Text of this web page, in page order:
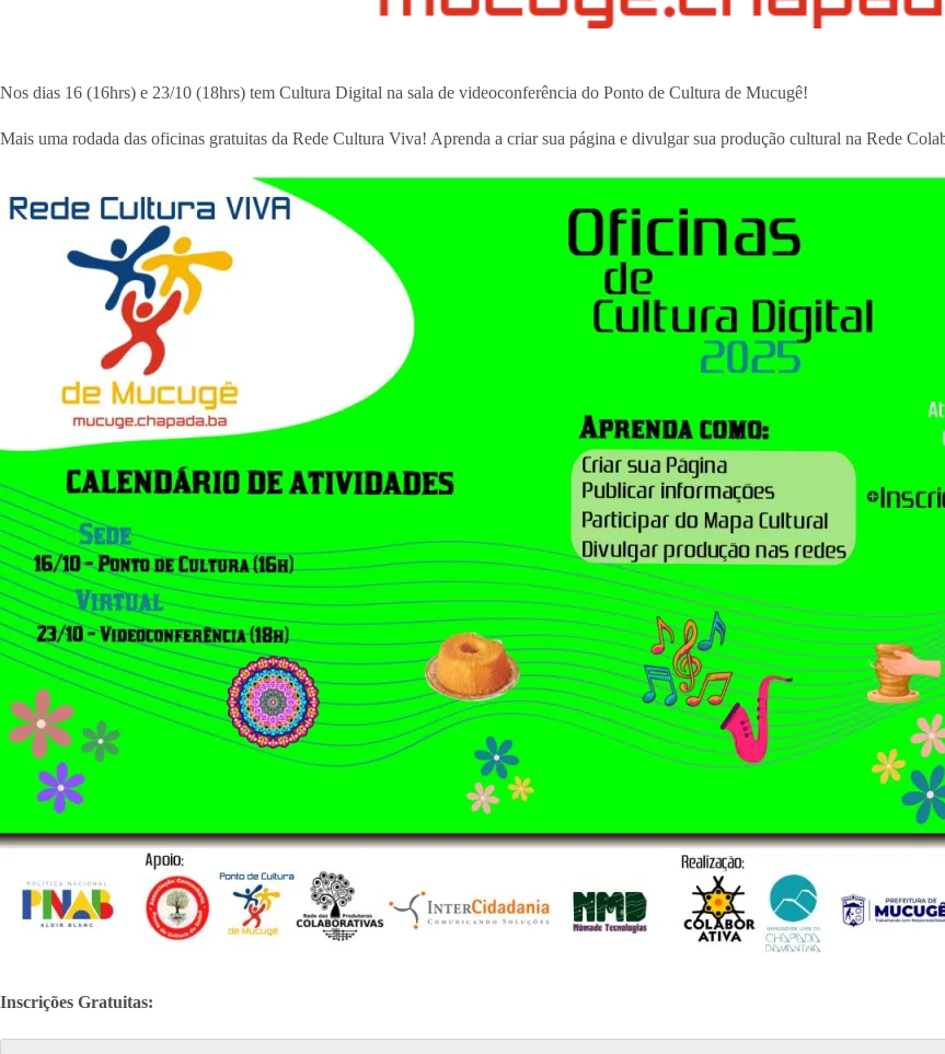
Nos dias 16 (16hrs) e 23/10 (18hrs) tem Cultura Digital na sala de videoconferência do Ponto de Cultura de Mucugê!
Mais uma rodada das oficinas gratuitas da Rede Cultura Viva! Aprenda a criar sua página e divulgar sua produção cultural na Rede
Inscrições Gratuitas: